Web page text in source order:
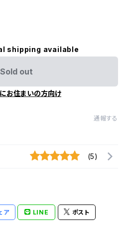
shipping available
Sold out
お住まいの方向け
通報する
(5)
ア LINE ポスト